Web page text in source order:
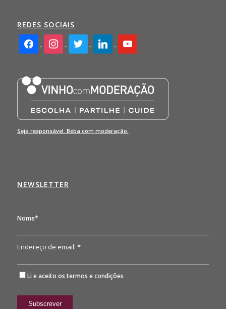
REDES SOCIAIS
facebook2instagramtwitter linkedin youtube
Seja responsável. Beba com moderação.
NEWSLETTER
Nome*
Endereço de email: *
Li e aceito os termos e condições